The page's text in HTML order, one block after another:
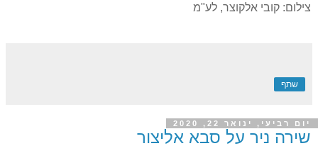
צילום: קובי אלקוצר, לע"מ
שתף
יום רביעי, ינואר 22, 2020
שירה ניר על סבא אליצור